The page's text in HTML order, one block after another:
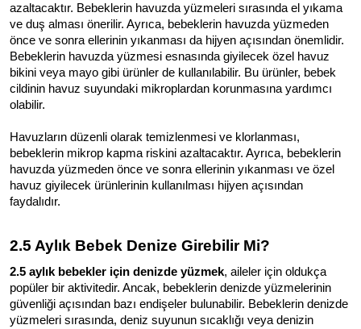
azaltacaktır. Bebeklerin havuzda yüzmeleri sırasında el yıkama
ve duş alması önerilir. Ayrıca, bebeklerin havuzda yüzmeden
Bebeklerin havuzda yüzmesi esnasında giyilecek özel havuz
bikini veya mayo gibi ürünler de kullanılabilir. Bu ürünler, bebek
cildinin havuz suyundaki mikroplardan korunmasına yardımcı
olabilir.
Havuzların düzenli olarak temizlenmesi ve klorlanması,
bebeklerin mikrop kapma riskini azaltacaktır. Ayrıca, bebeklerin
havuzda yüzmeden önce ve sonra ellerinin yıkanması ve özel
havuz giyilecek ürünlerinin kullanılması hijyen açısından
faydalıdır.
2.5 Aylık Bebek Denize Girebilir Mi?
2.5 aylık bebekler için denizde yüzmek, aileler için oldukça
popüler bir aktivitedir. Ancak, bebeklerin denizde yüzmelerinin
güvenliği açısından bazı endişeler bulunabilir. Bebeklerin denizde
yüzmeleri sırasında, deniz suyunun sıcaklığı veya denizin